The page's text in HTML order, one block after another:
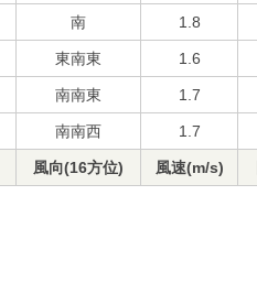
南 1.8
東南東 1.6
南南東 1.7
南南西 1.7
風向(16方位) 風速(m/s)